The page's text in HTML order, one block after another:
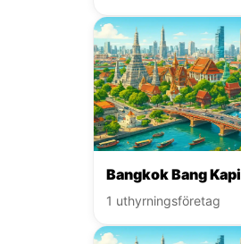
Bangkok Bang Kapi
1 uthyrningsföretag